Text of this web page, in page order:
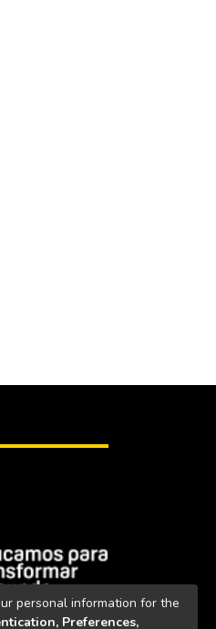
personal information for the
Preferences,